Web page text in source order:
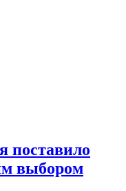
поставило
выбором